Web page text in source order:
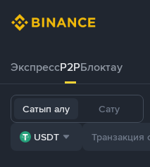
ЭкспрессP2PБлоктау
Сатып алу Сату
USDT